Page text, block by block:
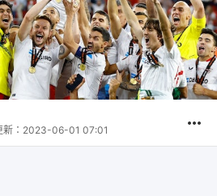
新： 2023-06-01 07:01